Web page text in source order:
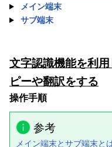
メイン端末
サブ端末
文字認識機能を利
ピーや翻訳をする
操作手順
参考
メイン端末とサブ端末と